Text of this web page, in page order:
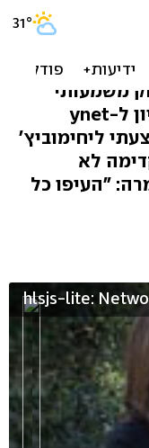
עם
משמעותי
בדמותו של פרץ התייחסה בראיון ל-ynet
ליחימוביץ'
לא
"העיפו כל
hlsjs-lite: